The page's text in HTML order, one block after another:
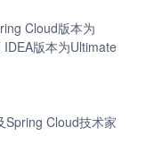
Cloud版本为
版本为Ultimate
Cloud技术家